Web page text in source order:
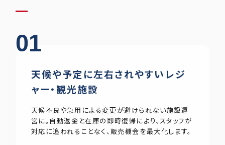
01
天候や予定に左右されやすいレジ
ャー・観光施設
天候不良や急用による変更が避けられない施設運
営に。自動返金と在庫の即時復帰により、スタッフが
対応に追われることなく、販売機会を最大化します。